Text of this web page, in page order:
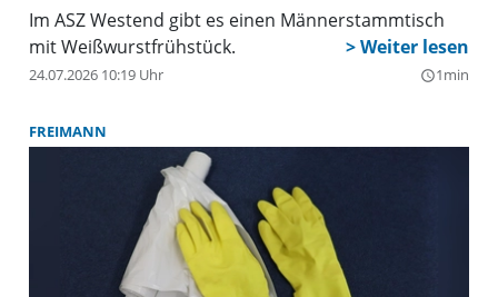
Im ASZ Westend gibt es einen Männerstammtisch
mit Weißwurstfrühstück.
24.07.2026 10:19 Uhr query_builder1min
FREIMANN